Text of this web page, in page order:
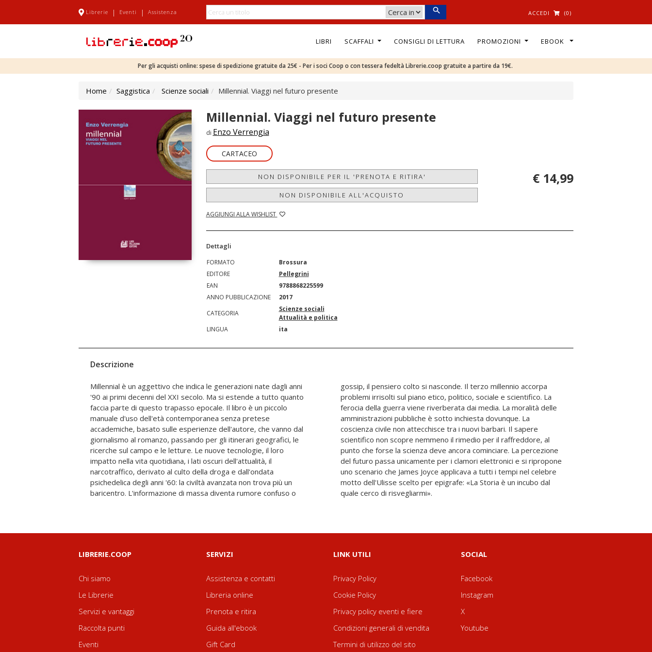
Librerie | Eventi | Assistenza ACCEDI (0)
LIBRI SCAFFALI CONSIGLI DI LETTURA PROMOZIONI EBOOK
Per gli acquisti online: spese di spedizione gratuite da 25€ - Per i soci Coop o con tessera fedeltà Librerie.coop gratuite a partire da 19€.
Home Saggistica Scienze sociali Millennial. Viaggi nel futuro presente
Millennial. Viaggi nel futuro presente
di Enzo Verrengia
CARTACEO
NON DISPONIBILE PER IL 'PRENOTA E RITIRA'
NON DISPONIBILE ALL'ACQUISTO
AGGIUNGI ALLA WISHLIST
€ 14,99
Dettagli
FORMATO
Brossura
EDITORE
Pellegrini
EAN
9788868225599
ANNO PUBBLICAZIONE
2017
CATEGORIA
Scienze sociali
Attualità e politica
LINGUA
ita
Descrizione
Millennial è un aggettivo che indica le generazioni nate dagli anni
'90 ai primi decenni del XXI secolo. Ma si estende a tutto quanto
faccia parte di questo trapasso epocale. Il libro è un piccolo
manuale d'uso dell'età contemporanea senza pretese
accademiche, basato sulle esperienze dell'autore, che vanno dal
giornalismo al romanzo, passando per gli itinerari geografici, le
ricerche sul campo e le letture. Le nuove tecnologie, il loro
impatto nella vita quotidiana, i lati oscuri dell'attualità, il
narcotraffico, derivato al culto della droga e dall'ondata
psichedelica degli anni '60: la civiltà avanzata non trova più un
baricentro. L'informazione di massa diventa rumore confuso o
gossip, il pensiero colto si nasconde. Il terzo millennio accorpa
problemi irrisolti sul piano etico, politico, sociale e scientifico. La
ferocia della guerra viene riverberata dai media. La moralità delle
amministrazioni pubbliche è sotto inchiesta dovunque. La
coscienza civile non attecchisce tra i nuovi barbari. Il sapere
scientifico non scopre nemmeno il rimedio per il raffreddore, al
punto che forse la scienza deve ancora cominciare. La percezione
del futuro passa unicamente per i clamori elettronici e si ripropone
uno scenario che James Joyce applicava a tutti i tempi nel celebre
motto dell'Ulisse scelto per epigrafe: «La Storia è un incubo dal
quale cerco di risvegliarmi».
LIBRERIE.COOP
Chi siamo
Le Librerie
Servizi e vantaggi
Raccolta punti
Eventi
SERVIZI
Assistenza e contatti
Libreria online
Prenota e ritira
Guida all'ebook
Gift Card
LINK UTILI
Privacy Policy
Cookie Policy
Privacy policy eventi e fiere
Condizioni generali di vendita
Termini di utilizzo del sito
SOCIAL
Facebook
Instagram
X
Youtube